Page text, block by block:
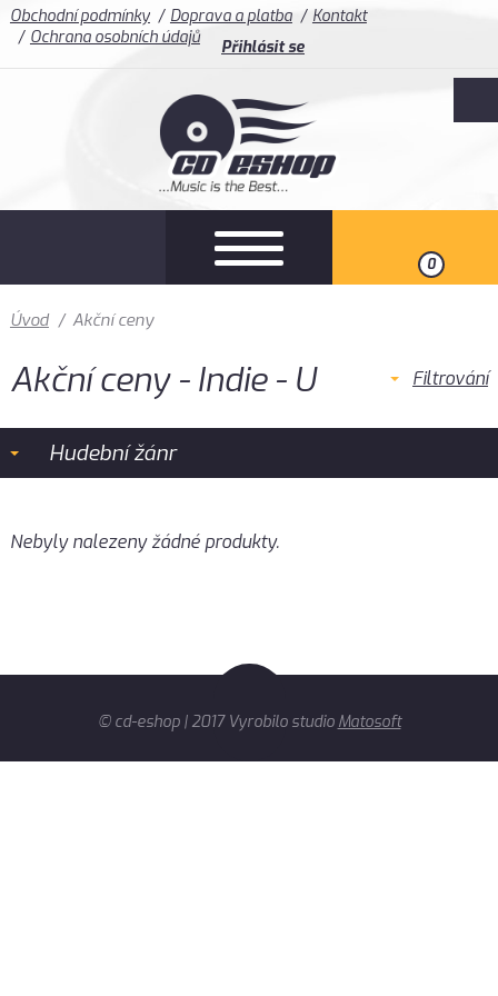
Obchodní podmínky Doprava a platba
Kontakt
Ochrana osobních údajů
Přihlásit se
0
Úvod / Akční ceny
Akční ceny - Indie - U Filtrování
Hudební žánr
Nebyly nalezeny žádné produkty.
© cd-eshop | 2017 Vyrobilo studio Matosoft